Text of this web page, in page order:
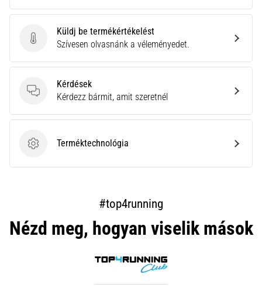
Küldj be termékértékelést
Küldj be termékértékelést
Szívesen olvasnánk a véleményedet.
Kérdések
Kérdések
Kérdezz bármit, amit szeretnél
Terméktechnológia
Terméktechnológia
#top4running
Nézd meg, hogyan viselik mások